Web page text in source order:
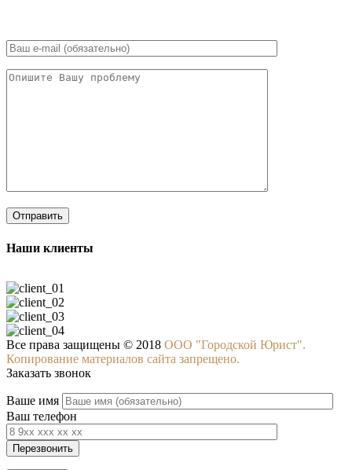
Наши клиенты
Все права защищены © 2018 ООО "Городской Юрист".
Копирование материалов сайта запрещено.
Заказать звонок
Ваше имя
Ваш телефон